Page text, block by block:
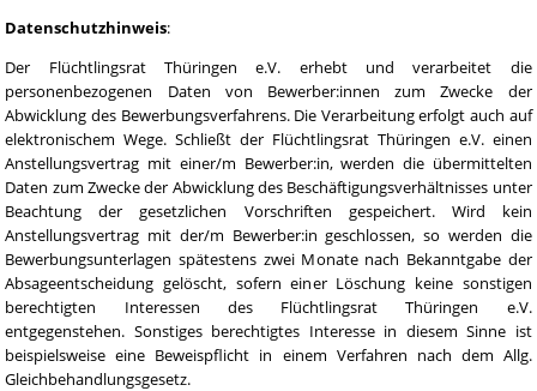
Datenschutzhinweis:
Der Flüchtlingsrat Thüringen e.V. erhebt und verarbeitet die
personenbezogenen Daten von Bewerber:innen zum Zwecke der
Abwicklung des Bewerbungsverfahrens. Die Verarbeitung erfolgt auch auf
elektronischem Wege. Schließt der Flüchtlingsrat Thüringen e.V. einen
Anstellungsvertrag mit einer/m Bewerber:in, werden die übermittelten
Daten zum Zwecke der Abwicklung des Beschäftigungsverhältnisses unter
Beachtung der gesetzlichen Vorschriften gespeichert. Wird kein
Anstellungsvertrag mit der/m Bewerber:in geschlossen, so werden die
Bewerbungsunterlagen spätestens zwei Monate nach Bekanntgabe der
Absageentscheidung gelöscht, sofern einer Löschung keine sonstigen
berechtigten Interessen des Flüchtlingsrat Thüringen e.V.
entgegenstehen. Sonstiges berechtigtes Interesse in diesem Sinne ist
beispielsweise eine Beweispflicht in einem Verfahren nach dem Allg.
Gleichbehandlungsgesetz.